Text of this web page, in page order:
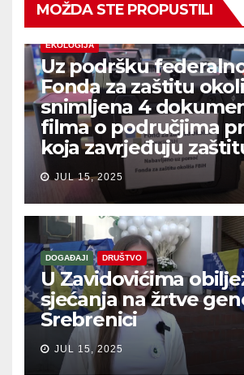
MOŽDA STE PROPUSTILI
EKOLOGIJA
Uz podršku
Fonda za zaštitu
snimljena 4
filma o područjima
koja zavrjeđuju
JUL 15, 2025
DOGAĐAJI DRUŠTVO
U Zavidovićima
sjećanja na žrtve
Srebrenici
JUL 15, 2025